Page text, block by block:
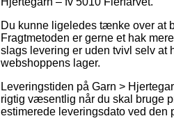
Du kunne ligeledes tænke over at
Fragtmetoden er gerne et hak
slags levering er uden tvivl selv at
webshoppens lager.
Leveringstiden på Garn >
rigtig væsentlig når du skal bruge
estimerede leveringsdato ved den